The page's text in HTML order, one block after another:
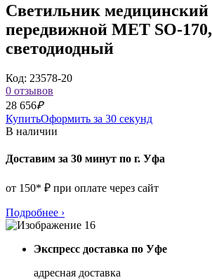
Светильник медицинский
передвижной МЕТ SO-170,
светодиодный
Код: 23578-20
0 отзывов
28 656₽
КупитьОформить за 30 секунд
В наличии
Доставим за 30 минут по г. Уфа
от 150* ₽ при оплате через сайт
Подробнее ›
Экспресс доставка по Уфе
адресная доставка